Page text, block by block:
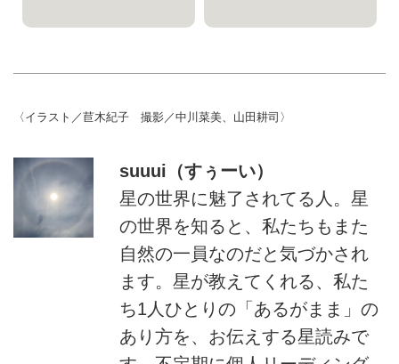
〈イラスト／苣木紀子 撮影／中川菜美、山田耕司〉
suuui（すぅーい）
星の世界に魅了されてる人。星
の世界を知ると、私たちもまた
自然の一員なのだと気づかされ
ます。星が教えてくれる、私た
ち1人ひとりの「あるがまま」の
あり方を、お伝えする星読みで